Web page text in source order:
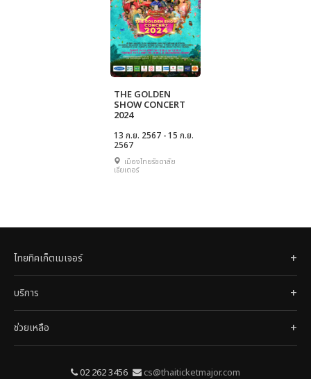
THE GOLDEN
SHOW CONCERT
2024
13 ก.ย. 2567 - 15 ก.ย.
2567
เมืองไทยรัชดาลัย
เธียเตอร์
ไทยทิคเก็ตเมเจอร์
บริการ
ช่วยเหลือ
02 262 3456 cs@thaiticketmajor.com